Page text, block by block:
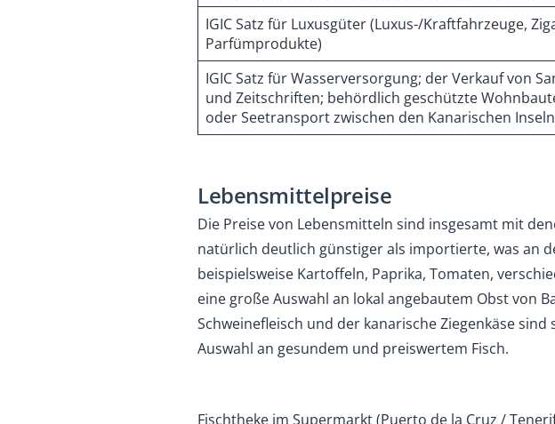
IGIC Satz für Luxusgüter (Luxus-/Kraftfahrzeuge,
Parfümprodukte)
IGIC Satz für Wasserversorgung; der Verkauf von
und Zeitschriften; behördlich geschützte
oder Seetransport zwischen den Kanarischen
Lebensmittelpreise
Die Preise von Lebensmitteln sind insgesamt mit
natürlich deutlich günstiger als importierte, was an
beispielsweise Kartoffeln, Paprika, Tomaten,
eine große Auswahl an lokal angebautem Obst von
Schweinefleisch und der kanarische Ziegenkäse
Auswahl an gesundem und preiswertem Fisch.
Fischtheke im Supermarkt (Puerto de la Cruz /